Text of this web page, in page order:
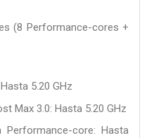
(8 Performance-cores +
5.20 GHz
Max 3.0: Hasta 5.20 GHz
Performance-core: Hasta